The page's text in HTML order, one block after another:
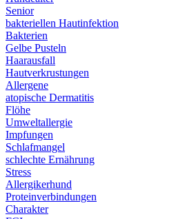
Senior
bakteriellen Hautinfektion
Bakterien
Gelbe Pusteln
Haarausfall
Hautverkrustungen
Allergene
atopische Dermatitis
Flöhe
Umweltallergie
Impfungen
Schlafmangel
schlechte Ernährung
Stress
Allergikerhund
Proteinverbindungen
Charakter